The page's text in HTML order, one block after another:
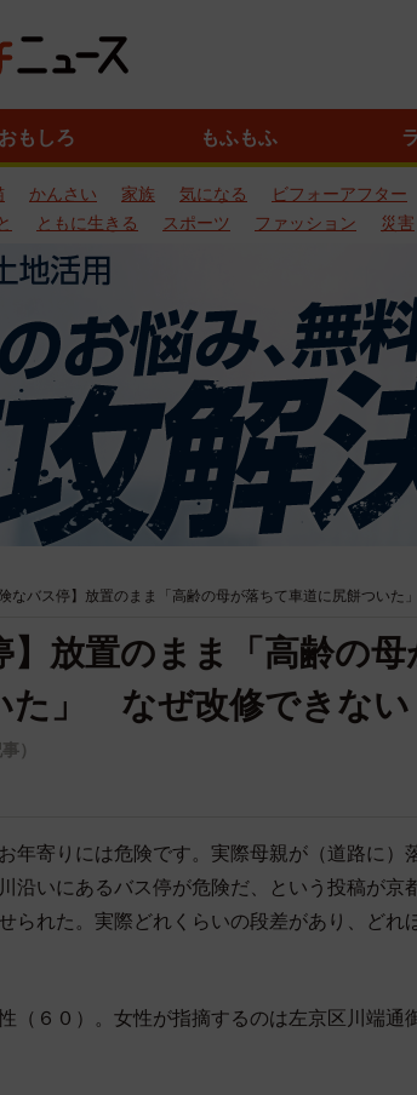
おもしろ もふもふ
かんさい 家族 気になる ビフォーアフター
ともに生きる スポーツ ファッション 災害
険なバス停】放置のまま「高齢の母が落ちて車道に尻餅つい
】放置のまま「高齢の
た」 なぜ改修できない
）
年寄りには危険です。実際母親が（道路に）
沿いにあるバス停が危険だ、という投稿が京
られた。実際どれくらいの段差があり、どれ
（６０）。女性が指摘するのは左京区川端通